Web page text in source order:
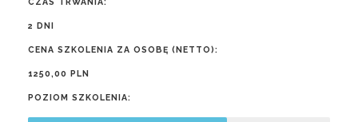
2 DNI
CENA SZKOLENIA ZA OSOBĘ (NETTO):
1250,00 PLN
POZIOM SZKOLENIA: